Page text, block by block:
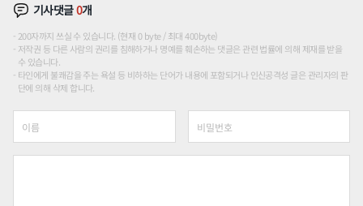
기사댓글0개
200자까지 쓰실 수 있습니다. (현재 0 byte / 최대 400byte)
저작권 등 다른 사람의 권리를 침해하거나 명예를 훼손하는 댓글은 관련 법률에 의해 제재를 받을
수 있습니다.
타인에게 불쾌감을 주는 욕설 등 비하하는 단어가 내용에 포함되거나 인신공격성 글은 관리자의 판
단에 의해 삭제 합니다.